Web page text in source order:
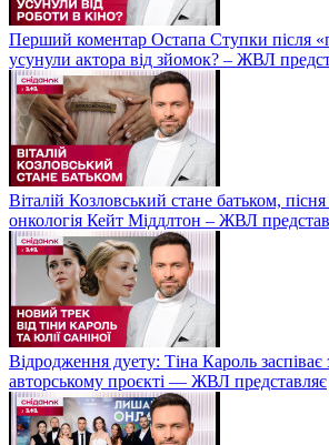
Перший коментар Остапа Ступки після
усунули актора від зйомок? – ЖВЛ
Віталій Козловський стане батьком,
онкологія Кейт Міддлтон – ЖВЛ
Відродження дуету: Тіна Кароль
авторському проєкті — ЖВЛ представляє